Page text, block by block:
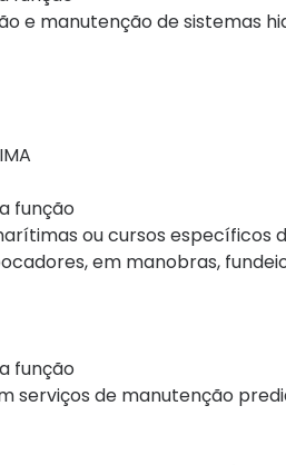
e manutenção de sistemas
função
ou cursos
em manobras,
função
serviços de manutenção